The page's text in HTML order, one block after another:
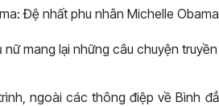
Đệ nhất phu nhân Michelle
mang lại những câu chuyện
ngoài các thông điệp về Bình